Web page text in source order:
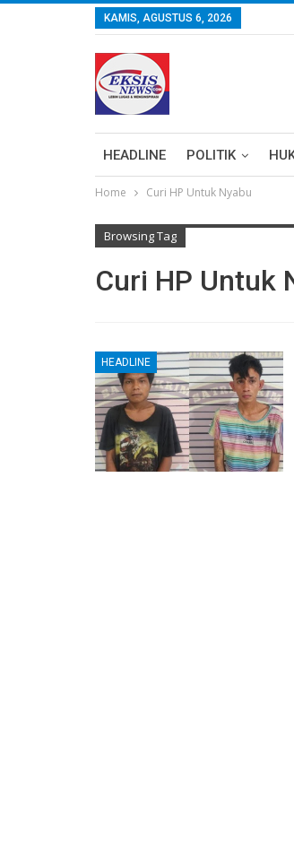
KAMIS, AGUSTUS 6, 2026
HEADLINE POLITIK
Home Curi HP Untuk Nyabu
Browsing Tag
Curi HP Untuk
HEADLINE